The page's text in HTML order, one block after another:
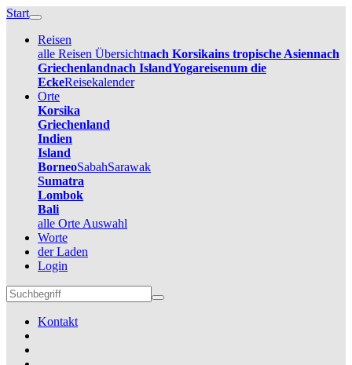
Start
Reisen
alle Reisen Übersichtnach Korsikains tropische Asiennach
Griechenlandnach IslandYogareisenum die
EckeReisekalender
Orte
Korsika
Griechenland
Indien
Island
BorneoSabahSarawak
Sumatra
Lombok
Bali
alle Orte Auswahl
Worte
der Laden
Login
Kontakt